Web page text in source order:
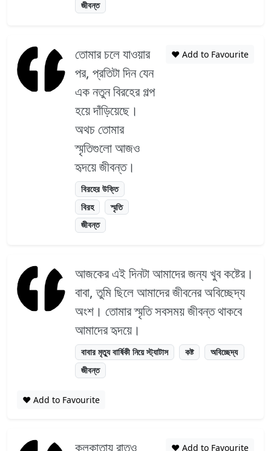
জীবন্ত
তোমার চলে যাওয়ার
পর, প্রতিটা দিন যেন
এক নতুন বিরহের গল্প
হয়ে দাঁড়িয়েছে।
অথচ তোমার
স্মৃতিগুলো আজও
হৃদয়ে জীবন্ত।
বিরহের উক্তি
বিরহ
স্মৃতি
জীবন্ত
❤️ Add to Favourite
আজকের এই দিনটা আমাদের জন্য খুব কষ্টের।
বাবা, তুমি ছিলে আমাদের জীবনের অবিচ্ছেদ্য
অংশ। তোমার স্মৃতি সবসময় জীবন্ত থাকবে
আমাদের হৃদয়ে।
বাবার মৃত্যু বার্ষিকী নিয়ে স্ট্যাটাস কষ্ট
অবিচ্ছেদ্য
জীবন্ত
❤️ Add to Favourite
কলকাতায় রাতও
❤️ Add to Favourite